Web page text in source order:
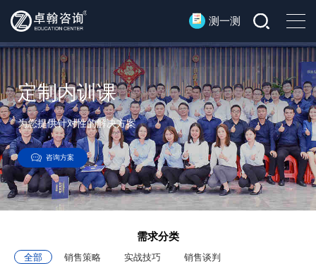
测一测
定制内训课
为您提供针对性的解决方案
咨询方案
需求分类
全部 销售策略 实战技巧
销售谈判